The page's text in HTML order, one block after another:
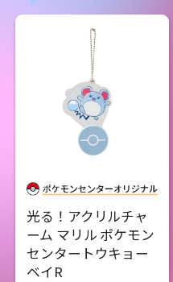
光る！アクリルチャ
ーム マリル ポケモン
センタートウキョー
ベイR